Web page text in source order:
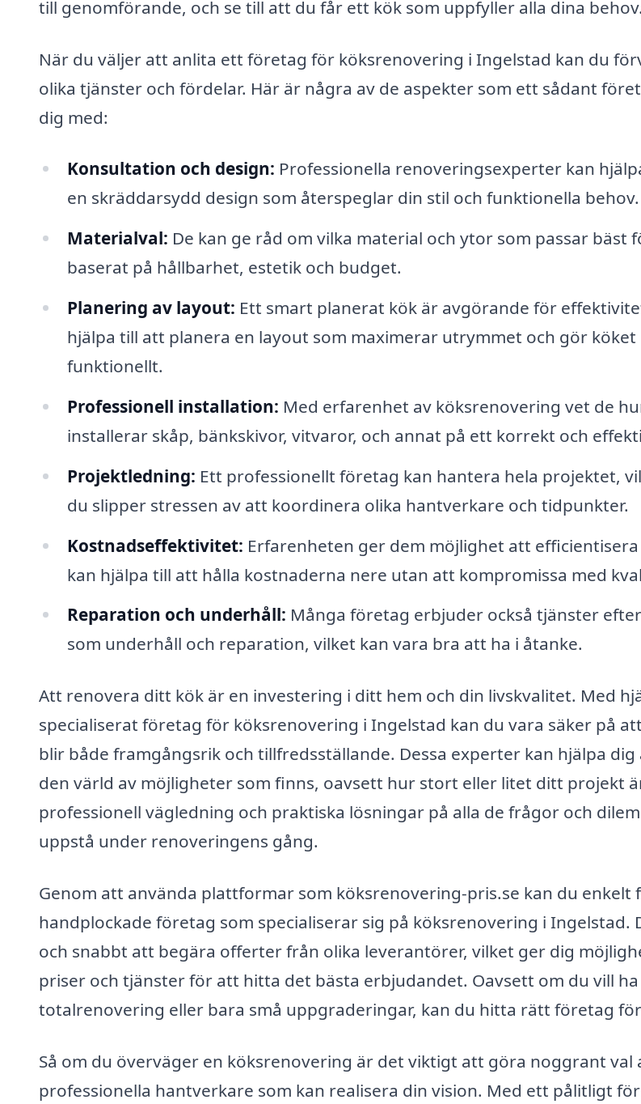
till genomförande, och se till att du får ett kök som uppfyller alla dina behov.
När du väljer att anlita ett företag för köksrenovering i Ingelstad kan du
olika tjänster och fördelar. Här är några av de aspekter som ett sådant
dig med:
Konsultation och design: Professionella renoveringsexperter kan
en skräddarsydd design som återspeglar din stil och funktionella behov.
Materialval: De kan ge råd om vilka material och ytor som passar bäst
baserat på hållbarhet, estetik och budget.
Planering av layout: Ett smart planerat kök är avgörande för
hjälpa till att planera en layout som maximerar utrymmet och gör köket
funktionellt.
Professionell installation: Med erfarenhet av köksrenovering vet de
installerar skåp, bänkskivor, vitvaror, och annat på ett korrekt och
Projektledning: Ett professionellt företag kan hantera hela projektet,
du slipper stressen av att koordinera olika hantverkare och tidpunkter.
Kostnadseffektivitet: Erfarenheten ger dem möjlighet att
kan hjälpa till att hålla kostnaderna nere utan att kompromissa med
Reparation och underhåll: Många företag erbjuder också tjänster
som underhåll och reparation, vilket kan vara bra att ha i åtanke.
Att renovera ditt kök är en investering i ditt hem och din livskvalitet. Med
specialiserat företag för köksrenovering i Ingelstad kan du vara säker på
blir både framgångsrik och tillfredsställande. Dessa experter kan hjälpa
den värld av möjligheter som finns, oavsett hur stort eller litet ditt projekt
professionell vägledning och praktiska lösningar på alla de frågor och
uppstå under renoveringens gång.
Genom att använda plattformar som köksrenovering-pris.se kan du enkelt
handplockade företag som specialiserar sig på köksrenovering i Ingelstad.
och snabbt att begära offerter från olika leverantörer, vilket ger dig
priser och tjänster för att hitta det bästa erbjudandet. Oavsett om du vill
totalrenovering eller bara små uppgraderingar, kan du hitta rätt företag
Så om du överväger en köksrenovering är det viktigt att göra noggrant val
professionella hantverkare som kan realisera din vision. Med ett pålitligt